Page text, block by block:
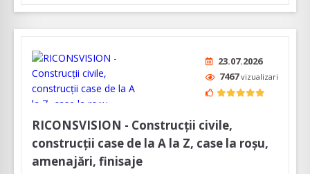
23.07.2026
7467vizualizari
RICONSVISION - Construcții civile,
construcții case de la A la Z, case la roșu,
amenajări, finisaje